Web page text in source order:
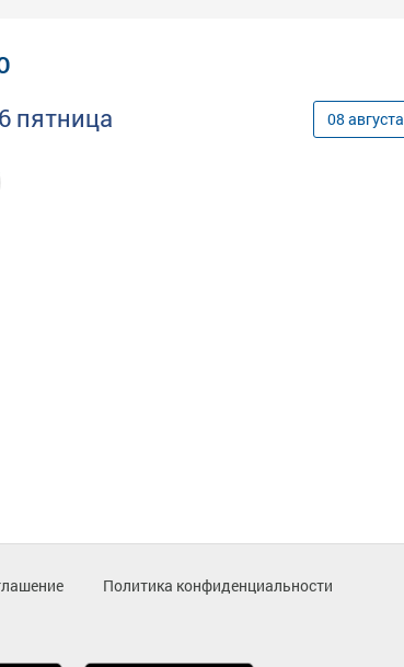
пятница 08 августа
Политика конфиденциальности